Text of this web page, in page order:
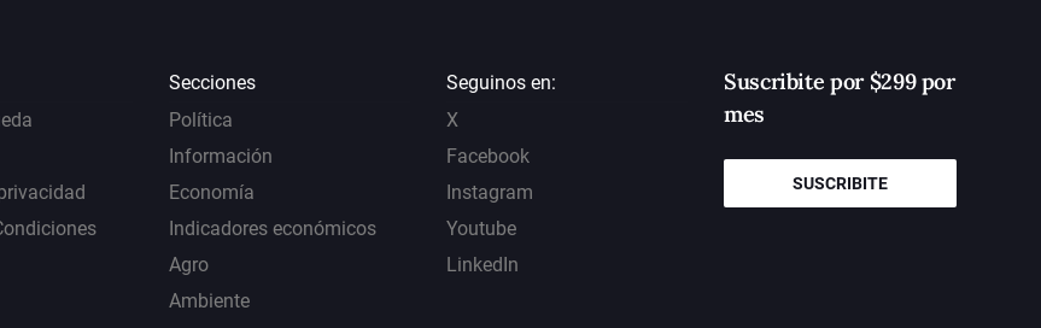
Secciones
Política
Información
Economía
Indicadores económicos
Agro
Ambiente
Seguinos en:
X
Facebook
Instagram
Youtube
LinkedIn
Suscribite por $299 por
mes
SUSCRIBITE